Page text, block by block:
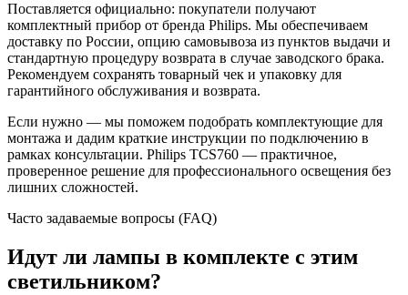
Поставляется официально: покупатели получают
комплектный прибор от бренда Philips. Мы обеспечиваем
доставку по России, опцию самовывоза из пунктов выдачи и
стандартную процедуру возврата в случае заводского брака.
Рекомендуем сохранять товарный чек и упаковку для
гарантийного обслуживания и возврата.
Если нужно — мы поможем подобрать комплектующие для
монтажа и дадим краткие инструкции по подключению в
рамках консультации. Philips TCS760 — практичное,
проверенное решение для профессионального освещения без
лишних сложностей.
Часто задаваемые вопросы (FAQ)
Идут ли лампы в комплекте с этим
светильником?